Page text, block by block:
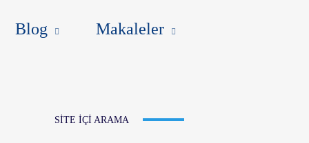
İLETIŞIM
Blog Makaleler
SITE IÇI ARAMA